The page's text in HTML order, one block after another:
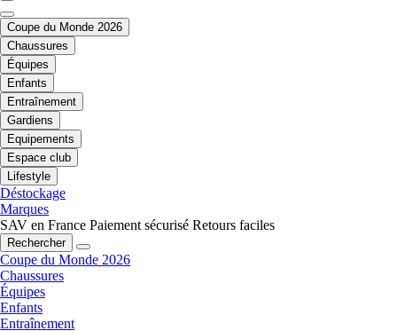
Coupe du Monde 2026
Chaussures
Équipes
Enfants
Entraînement
Gardiens
Equipements
Espace club
Lifestyle
Déstockage
Marques
SAV en France Paiement sécurisé Retours faciles
Rechercher
Coupe du Monde 2026
Chaussures
Équipes
Enfants
Entraînement